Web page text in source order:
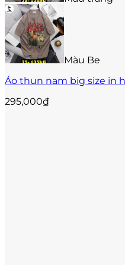
được
chọn
trên
trang
sản
phẩm
Màu Be
Áo thun nam big size in
295,000₫